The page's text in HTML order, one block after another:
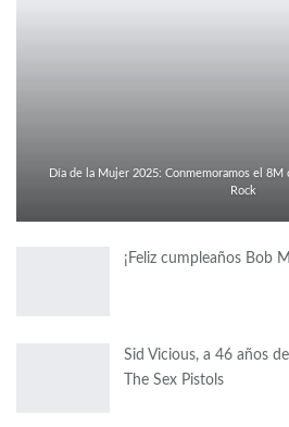
Día de la Mujer 2025: Conmemoramos el 8M
Rock
¡Feliz cumpleaños Bob
Sid Vicious, a 46 años
The Sex Pistols